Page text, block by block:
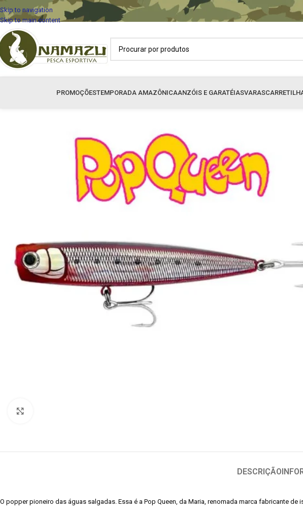
Skip to navigation
Skip to main content
PROMOÇÕESTEMPORADA AMAZÔNICAANZÓIS E GARATÉIASVARAS
DESCRIÇÃO
O popper pioneiro das águas salgadas. Essa é a Pop Queen, da Maria, renomada marca fabricante de